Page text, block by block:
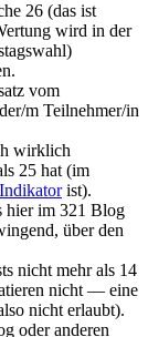
26 (das ist
wird in der
vom
m Teilnehmer/in
wirklich
25 hat (im
ist).
hier im 321 Blog
über den
nicht mehr als 14
nicht — eine
nicht erlaubt).
oder anderen